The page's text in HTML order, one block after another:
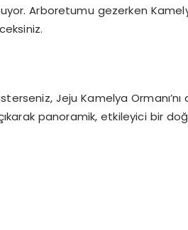
Arboretumu gezerken
Jeju Kamelya
panoramik, etkileyici bir